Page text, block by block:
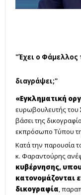
"Έχει ο Φάμελλος
διαγράψει;"
«Εγκληματική
ευρωβουλευτής του
βάσει της
εκπρόσωπο Τύπου
Κατά την παρουσία
κ. Φαραντούρης
κυβέρνησης,
κατονομάζονται
δικογραφία,